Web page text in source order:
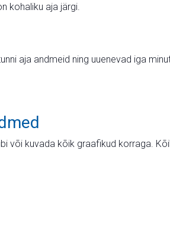
kohaliku aja järgi.
aja andmeid ning uuenevad iga
või kuvada kõik graafikud korraga.